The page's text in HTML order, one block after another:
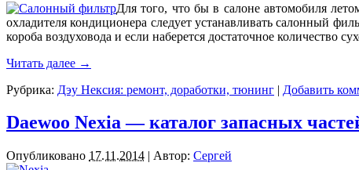
Для того, что бы в салоне автомобиля
охладителя кондиционера следует устанавливать салонный
короба воздуховода и если наберется достаточное количество
Читать далее →
Рубрика: Дэу Нексия: ремонт, доработки, тюнинг | Добавить
Daewoo Nexia — каталог запасных
Опубликовано 17.11.2014 | Автор: Сергей